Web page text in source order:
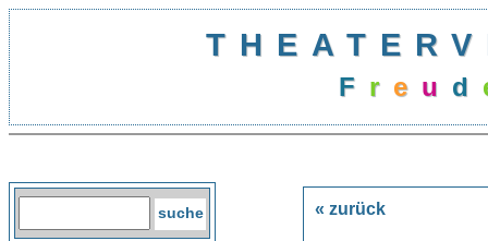
F reu d
« zurück